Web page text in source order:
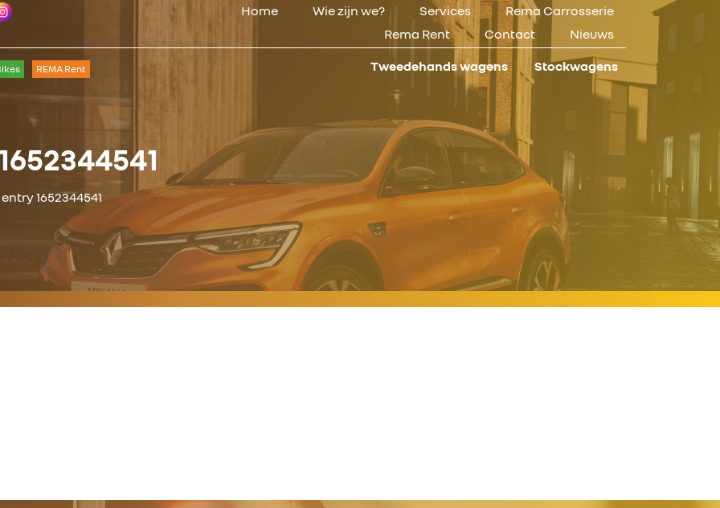
Home Wie zijn we? Services
Rema Carrosserie
Rema Rent
Contact Nieuws
REMA Rent Tweedehands wagens Stockwagens
Home
1652344541